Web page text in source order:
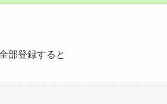
部登録すると